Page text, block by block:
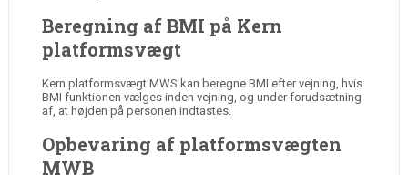
Beregning af BMI på Kern
platformsvægt
Kern platformsvægt MWS kan beregne BMI efter vejning, hvis
BMI funktionen vælges inden vejning, og under forudsætning
af, at højden på personen indtastes.
Opbevaring af platformsvægten
MWB